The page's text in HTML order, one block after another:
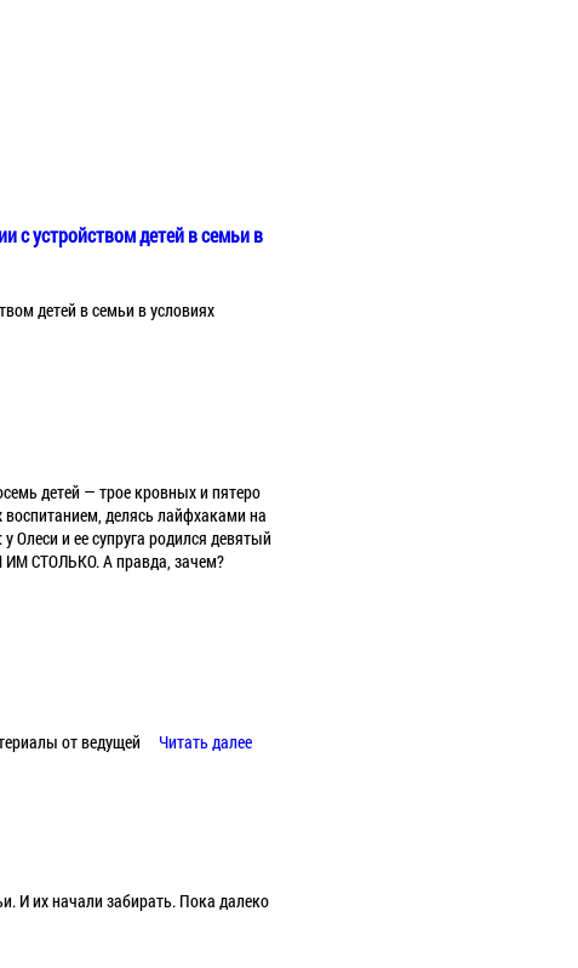
с устройством детей в семьи в
детей в семьи в условиях
детей — трое кровных и пятеро
делясь лайфхаками на
Олеси и ее супруга родился девятый
ИМ СТОЛЬКО. А правда, зачем?
от ведущей Читать далее
И их начали забирать. Пока далеко